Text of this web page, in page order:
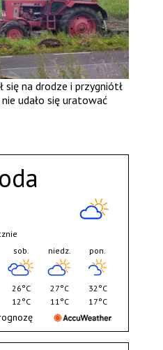
się na drodze i przygniótł
udało się uratować
sob.
26°C
12°C
niedz.
27°C
11°C
pon.
32°C
17°C